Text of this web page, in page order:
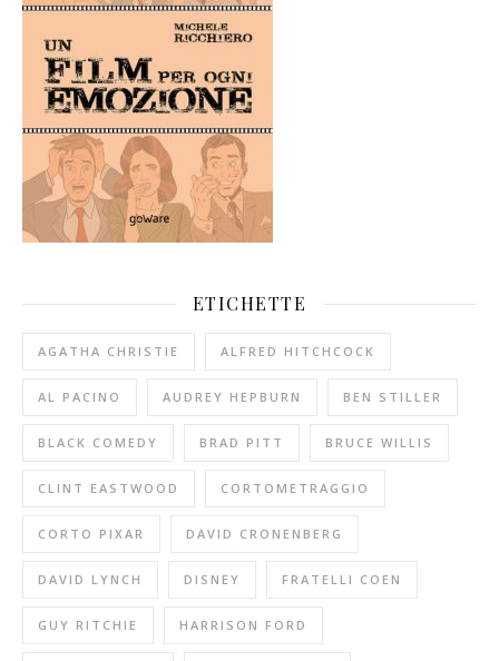
ETICHETTE
AGATHA CHRISTIE ALFRED HITCHCOCK
AL PACINO AUDREY HEPBURN BEN STILLER
BLACK COMEDY BRAD PITT BRUCE WILLIS
CLINT EASTWOOD CORTOMETRAGGIO
CORTO PIXAR DAVID CRONENBERG
DAVID LYNCH DISNEY FRATELLI COEN
GUY RITCHIE HARRISON FORD